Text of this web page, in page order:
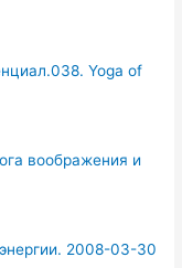
Yoga of
воображения и
2008-03-30